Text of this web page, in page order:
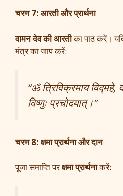
चरण 7: आरती और प्रार्थना
वामन देव की आरतीका पाठ करें।
मंत्र का जाप करें:
“ॐ त्रिविक्रमाय विद्महे,
विष्णुः प्रचोदयात्।”
चरण 8: क्षमा प्रार्थना और दान
पूजा समाप्ति परक्षमा प्रार्थनाकरें: